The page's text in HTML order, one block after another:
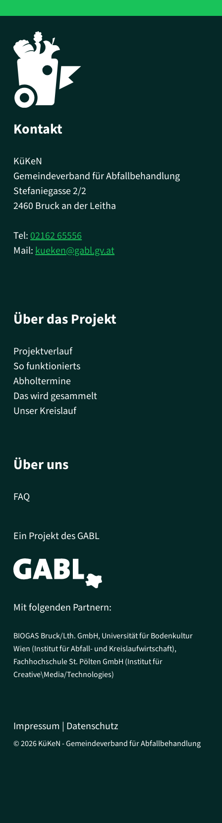
Kontakt
KüKeN
Gemeindeverband für Abfallbehandlung
Stefaniegasse 2/2
2460 Bruck an der Leitha
Tel: 02162 65556
Mail: kueken@gabl.gv.at
Über das Projekt
Projektverlauf
So funktionierts
Abholtermine
Das wird gesammelt
Unser Kreislauf
Über uns
FAQ
Ein Projekt des GABL
Mit folgenden Partnern:
BIOGAS Bruck/Lth. GmbH, Universität für Bodenkultur
Wien (Institut für Abfall- und Kreislaufwirtschaft),
Fachhochschule St. Pölten GmbH (Institut für
Creative\Media/Technologies)
Impressum Datenschutz
©2026KüKeN - Gemeindeverband für Abfallbehandlung